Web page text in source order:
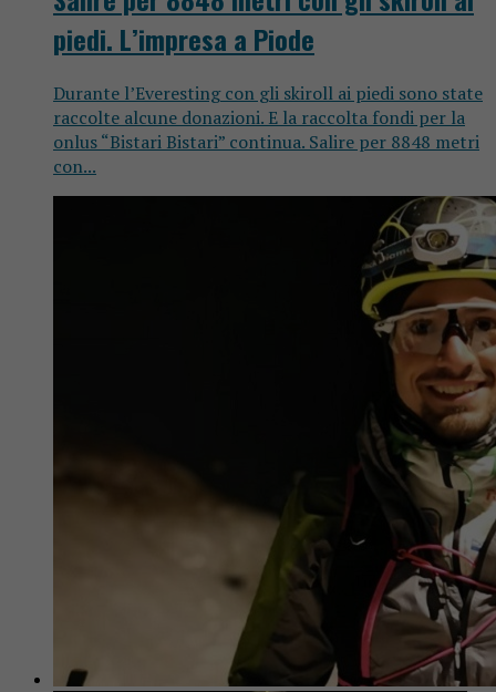
piedi. L’impresa a Piode
Durante l’Everesting con gli skiroll ai piedi sono state
raccolte alcune donazioni. E la raccolta fondi per la
onlus “Bistari Bistari” continua. Salire per 8848 metri
con...